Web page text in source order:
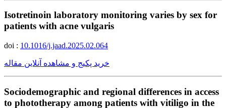
Isotretinoin laboratory monitoring varies by sex for
patients with acne vulgaris
doi : 10.1016/j.jaad.2025.02.064
خرید پکیج و مشاهده آنلاین مقاله
Sociodemographic and regional differences in access
to phototherapy among patients with vitiligo in the